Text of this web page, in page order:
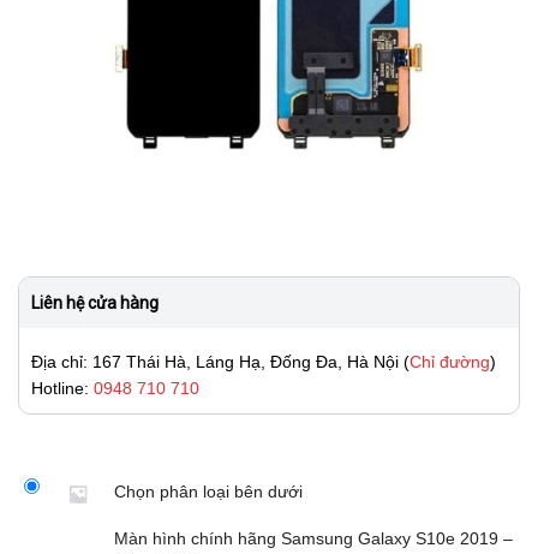
Liên hệ cửa hàng
Địa chỉ: 167 Thái Hà, Láng Hạ, Đống Đa, Hà Nội (Chỉ đường)
Hotline: 0948 710 710
Chọn phân loại bên dưới
Màn hình chính hãng Samsung Galaxy S10e 2019 –